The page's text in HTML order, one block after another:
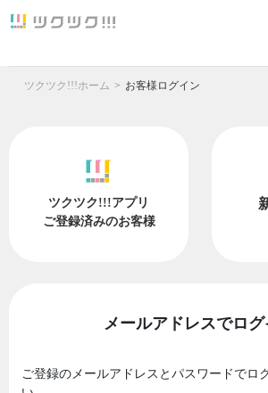
ツクツク!!!ホーム お客様ログイン
ツクツク!!!アプリ
ご登録済みのお客様
メールアドレスでロ
ご登録のメールアドレスとパスワードでロ